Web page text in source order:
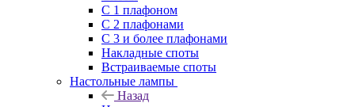
С 1 плафоном
С 2 плафонами
С 3 и более плафонами
Накладные споты
Встраиваемые споты
Настольные лампы
Назад